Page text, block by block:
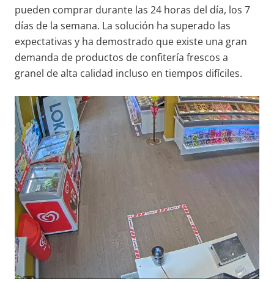
pueden comprar durante las 24 horas del día, los 7
días de la semana. La solución ha superado las
expectativas y ha demostrado que existe una gran
demanda de productos de confitería frescos a
granel de alta calidad incluso en tiempos difíciles.